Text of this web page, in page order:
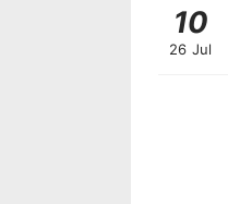
10
26 Jul